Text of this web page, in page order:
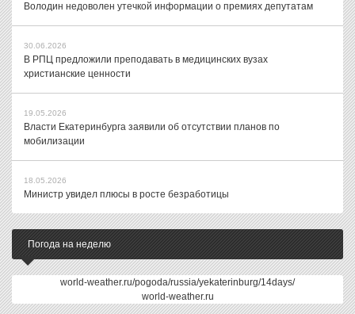
Володин недоволен утечкой информации о премиях депутатам
30.06.2026
В РПЦ предложили преподавать в медицинских вузах
христианские ценности
19.05.2026
Власти Екатеринбурга заявили об отсутствии планов по
мобилизации
18.05.2026
Министр увидел плюсы в росте безработицы
Погода на неделю
world-weather.ru/pogoda/russia/yekaterinburg/14days/
world-weather.ru